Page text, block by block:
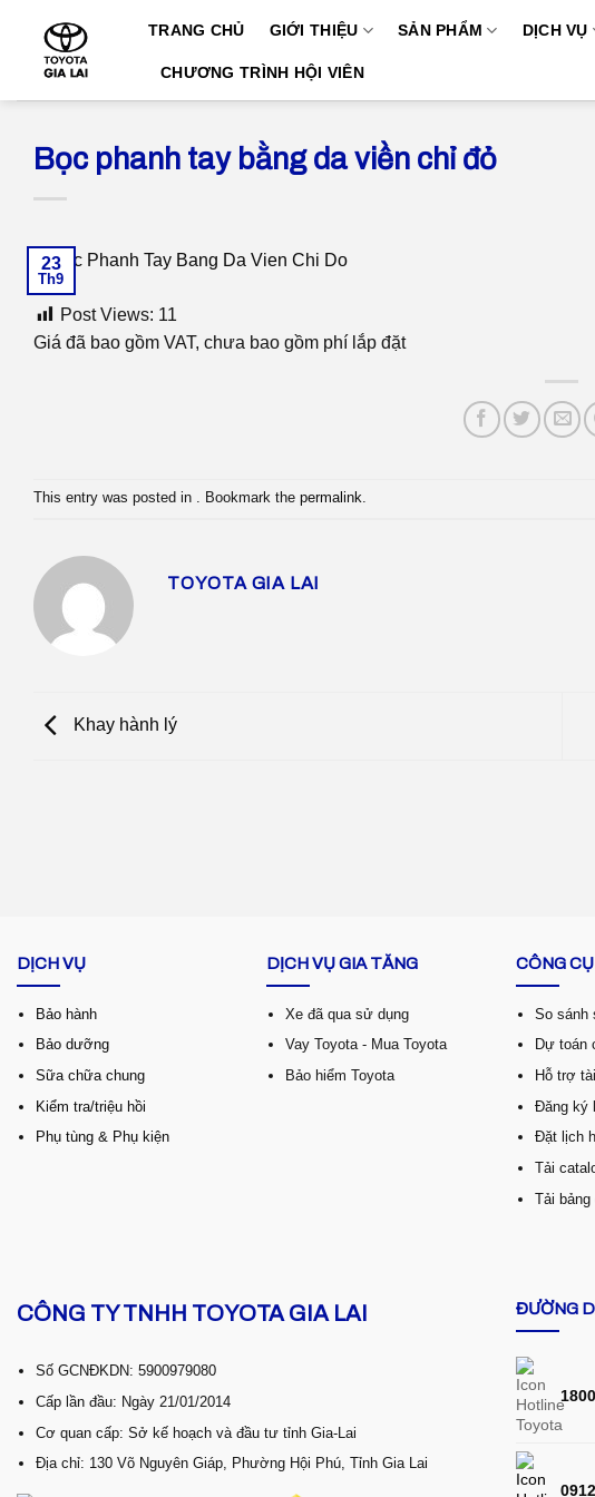
content
TRANG CHỦ GIỚI THIỆU SẢN PHẨM DỊCH VỤ
CHƯƠNG TRÌNH HỘI VIÊN
Bọc phanh tay bằng da viền chỉ đỏ
23
Th9
Post Views: 11
Giá đã bao gồm VAT, chưa bao gồm phí lắp đặt
This entry was posted in . Bookmark the permalink.
TOYOTA GIA LAI
Khay hành lý
DỊCH VỤ
Bảo hành
Bảo dưỡng
Sữa chữa chung
Kiểm tra/triệu hồi
Phụ tùng & Phụ kiện
DỊCH VỤ GIA TĂNG
Xe đã qua sử dụng
Vay Toyota - Mua Toyota
Bảo hiểm Toyota
CÔNG
So sánh
Dự toán
Hỗ trợ
Đăng ký
Đặt lịch
Tải
Tải bảng
CÔNG TY TNHH TOYOTA GIA LAI
Số GCNĐKDN: 5900979080
Cấp lần đầu: Ngày 21/01/2014
Cơ quan cấp: Sở kế hoạch và đầu tư tỉnh Gia-Lai
Địa chỉ: 130 Võ Nguyên Giáp, Phường Hội Phú, Tỉnh Gia Lai
ĐƯỜNG